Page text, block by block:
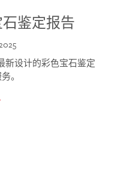
鉴定报告
新设计的彩色宝石鉴定
。